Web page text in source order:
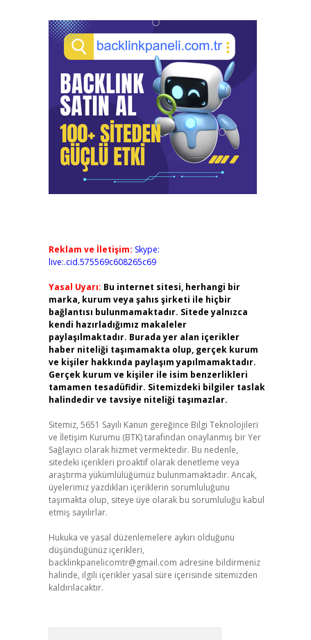
Reklam ve İletişim: Skype:
live:.cid.575569c608265c69
Yasal Uyarı: Bu internet sitesi, herhangi bir
marka, kurum veya şahıs şirketi ile hiçbir
bağlantısı bulunmamaktadır. Sitede yalnızca
kendi hazırladığımız makaleler
paylaşılmaktadır. Burada yer alan içerikler
haber niteliği taşımamakta olup, gerçek kurum
ve kişiler hakkında paylaşım yapılmamaktadır.
Gerçek kurum ve kişiler ile isim benzerlikleri
tamamen tesadüfidir. Sitemizdeki bilgiler taslak
halindedir ve tavsiye niteliği taşımazlar.
Sitemiz, 5651 Sayılı Kanun gereğince Bilgi Teknolojileri
ve İletişim Kurumu (BTK) tarafından onaylanmış bir Yer
Sağlayıcı olarak hizmet vermektedir. Bu nedenle,
sitedeki içerikleri proaktif olarak denetleme veya
araştırma yükümlülüğümüz bulunmamaktadır. Ancak,
üyelerimiz yazdıkları içeriklerin sorumluluğunu
taşımakta olup, siteye üye olarak bu sorumluluğu kabul
etmiş sayılırlar.
Hukuka ve yasal düzenlemelere aykırı olduğunu
düşündüğünüz içerikleri,
backlinkpanelicomtr@gmail.com adresine bildirmeniz
halinde, ilgili içerikler yasal süre içerisinde sitemizden
kaldırılacaktır.